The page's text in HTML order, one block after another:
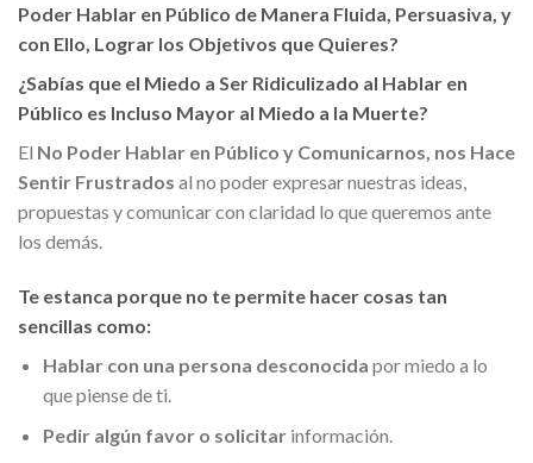
Poder Hablar en Público de Manera Fluida, Persuasiva, y
con Ello, Lograr los Objetivos que Quieres?
¿Sabías que el Miedo a Ser Ridiculizado al Hablar en
Público es Incluso Mayor al Miedo a la Muerte?
El No Poder Hablar en Público y Comunicarnos, nos Hace
Sentir Frustrados al no poder expresar nuestras ideas,
propuestas y comunicar con claridad lo que queremos ante
los demás.
Te estanca porque no te permite hacer cosas tan
sencillas como:
Hablar con una persona desconocida por miedo a lo
que piense de ti.
Pedir algún favor o solicitarinformación.